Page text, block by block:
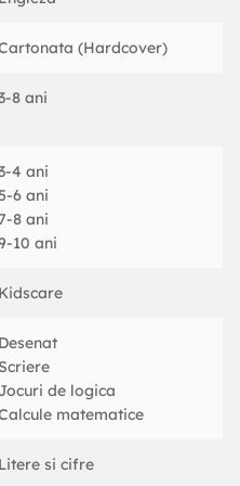
(Hardcover)
8 ani
4 ani
6 ani
7-8 ani
10 ani
Kidscare
Desenat
Scriere
Jocuri de logica
matematice
Litere si cifre